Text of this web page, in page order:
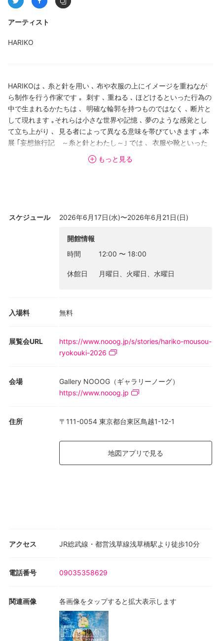
アーティスト
HARIKO
HARIKOは ､ 糸と針を用い ､ 布や衣服の上にイメージを重ねなが
ら制作を行う作家です ｡ 刺す ､ 重ねる ､ ほどけるといった行為の
中で生まれるかたちは ､ 明確な輪郭を持つものではなく ､ 断片と
して現れます ｡それらは小さな世界や記憶 ､ 夢のような感覚とし
て立ち上がり ､ 見る者によって異なる意味を帯びていきます ｡本
展 ｢妄想旅行記 ～糸と針とわたし～｣ では ､ 衣服や靴といった
身近な素材の上に ､行ったことのない場所や ､ まだ誰も知らない
風景の断片が広がります ｡それらは完成された像ではなく ､想像の
日時: 2026年6月19日、6月20日、6月21日19:00〜
※イベント詳細・お申し込み方法は公式ホームページよりご確認く
もっと見る
スケジュール 2026年6月17日(水)〜2026年6月21日(日)
開館情報
時間
12:00 〜 18:00
休館日 月曜日、火曜日、水曜日
入場料 無料
展覧会URL
https://www.nooog.jp/s/stories/hariko-mousou-
ryokouki-2026
会場
Gallery NOOOG（ギャラリーノーグ）
https://www.nooog.jp
住所 〒111-0054 東京都台東区鳥越1-12-1
地図アプリで見る
アクセス JR総武線・都営浅草線浅草橋駅より徒歩10分
電話番号 09035358629
関連画像 各画像をタップすると拡大表示します